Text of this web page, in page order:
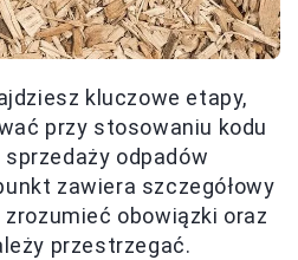
kluczowe etapy,
przy stosowaniu kodu
odpadów
zawiera szczegółowy
obowiązki oraz
przestrzegać.